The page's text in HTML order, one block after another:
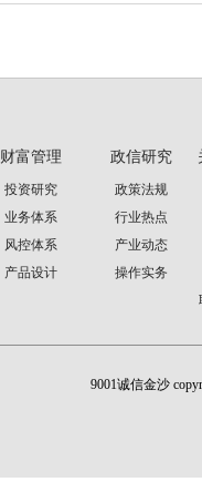
财富管理
投资研究
业务体系
风控体系
产品设计
政信研究
政策法规
行业热点
产业动态
操作实务
9001诚信金沙